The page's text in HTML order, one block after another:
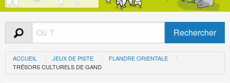
ACCUEIL JEUX DE PISTE
FLANDRE ORIENTALE
TRÉSORS CULTURELS DE GAND